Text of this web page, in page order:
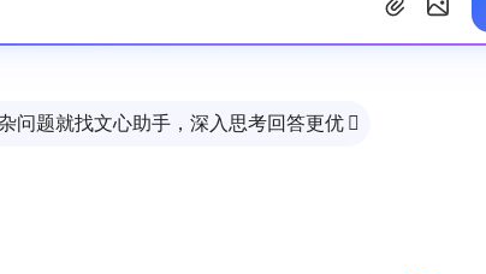
问题就找文心助手，深入思考回答更优 